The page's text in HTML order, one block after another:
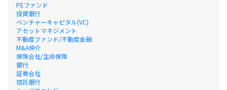
PEファンド
投資銀行
ベンチャーキャピタル(VC)
アセットマネジメント
不動産ファンド/不動産金融
M&A仲介
保険会社/生命保険
銀行
証券会社
信託銀行